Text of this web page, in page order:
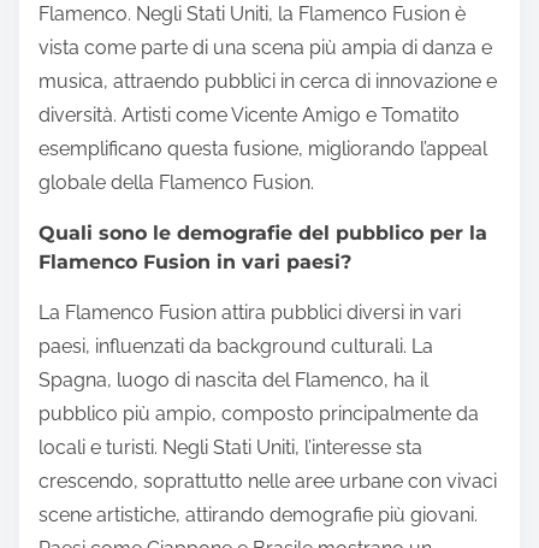
Flamenco. Negli Stati Uniti, la Flamenco Fusion è
vista come parte di una scena più ampia di danza e
musica, attraendo pubblici in cerca di innovazione e
diversità. Artisti come Vicente Amigo e Tomatito
esemplificano questa fusione, migliorando l’appeal
globale della Flamenco Fusion.
Quali sono le demografie del pubblico per la
Flamenco Fusion in vari paesi?
La Flamenco Fusion attira pubblici diversi in vari
paesi, influenzati da background culturali. La
Spagna, luogo di nascita del Flamenco, ha il
pubblico più ampio, composto principalmente da
locali e turisti. Negli Stati Uniti, l’interesse sta
crescendo, soprattutto nelle aree urbane con vivaci
scene artistiche, attirando demografie più giovani.